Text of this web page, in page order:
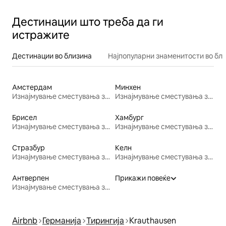
Дестинации што треба да ги
истражите
Дестинации во близина Најпопуларни знаменитости во
Амстердам
Изнајмување сместувања за одмор
Минхен
Изнајмување сместувања за одмор
Брисел
Изнајмување сместувања за одмор
Хамбург
Изнајмување сместувања за одмор
Стразбур
Изнајмување сместувања за одмор
Келн
Изнајмување сместувања за одмор
Антверпен
Изнајмување сместувања за одмор
Прикажи повеќе
Airbnb Германија Тирингија Krauthausen